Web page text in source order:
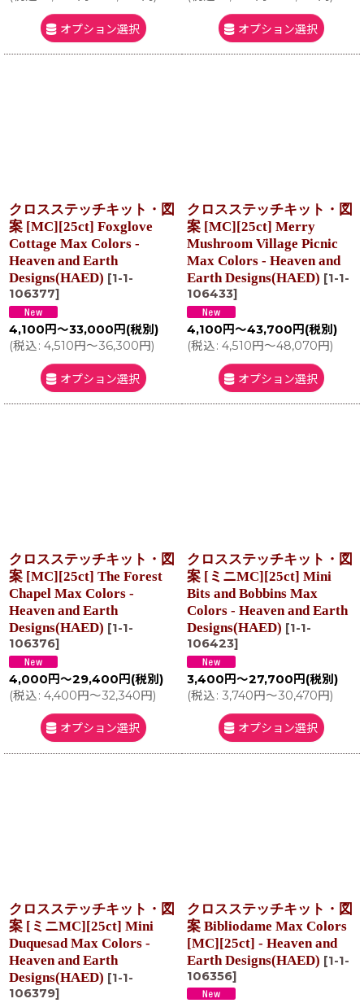
オプション選択 オプション選択
クロスステッチキット・図
案 [MC][25ct] Foxglove
Cottage Max Colors -
Heaven and Earth
Designs(HAED) [1-1-
106377]
4,100 円～33,000 円 (税別)
(税込: 4,510円～36,300円)
オプション選択
クロスステッチキット・図
案 [MC][25ct] Merry
Mushroom Village Picnic
Max Colors - Heaven and
Earth Designs(HAED) [1-1-
106433]
4,100 円～43,700 円 (税別)
(税込: 4,510円～48,070円)
オプション選択
クロスステッチキット・図
案 [MC][25ct] The Forest
Chapel Max Colors -
Heaven and Earth
Designs(HAED) [1-1-
106376]
4,000 円～29,400 円 (税別)
(税込: 4,400円～32,340円)
オプション選択
クロスステッチキット・図
案 [ミニMC][25ct] Mini
Bits and Bobbins Max
Colors - Heaven and Earth
Designs(HAED) [1-1-
106423]
3,400 円～27,700 円 (税別)
(税込: 3,740円～30,470円)
オプション選択
クロスステッチキット・図
案 [ミニMC][25ct] Mini
Duquesad Max Colors -
Heaven and Earth
Designs(HAED) [1-1-
106379]
クロスステッチキット・図
案 Bibliodame Max Colors
[MC][25ct] - Heaven and
Earth Designs(HAED) [1-1-
106356]